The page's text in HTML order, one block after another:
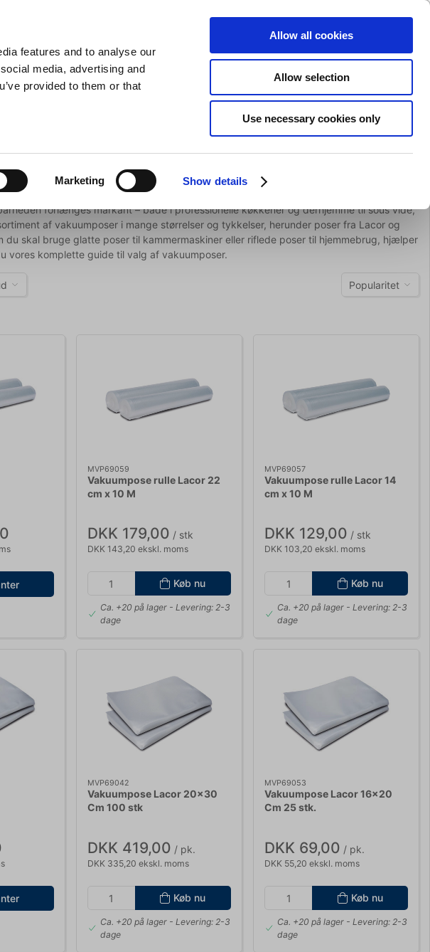
features and to analyse our
media, advertising and
provided to them or that
Marketing Show details
Allow all cookies
Allow selection
Use necessary cookies only
Søg Indkøbskurv (0)
Barudstyr Tilbud Brands Slibning
forlænges markant – både i professionelle køkkener og derhjemme til sous vide,
af vakuumposer i mange størrelser og tykkelser, herunder poser fra Lacor og
du skal bruge glatte poser til kammermaskiner eller riflede poser til hjemmebrug, hjælper
komplette guide til valg af vakuumposer.
Popularitet
MVP69059
Vakuumpose rulle Lacor 22
cm x 10 M
DKK 179,00 / stk
DKK 143,20 ekskl. moms
Køb nu
Ca. +20 på lager - Levering: 2-3
dage
MVP69057
Vakuumpose rulle Lacor 14
cm x 10 M
DKK 129,00 / stk
DKK 103,20 ekskl. moms
Køb nu
Ca. +20 på lager - Levering: 2-3
dage
MVP69042
Vakuumpose Lacor 20x30
Cm 100 stk
DKK 419,00 / pk.
DKK 335,20 ekskl. moms
Køb nu
Ca. +20 på lager - Levering: 2-3
dage
MVP69053
Vakuumpose Lacor 16x20
Cm 25 stk.
DKK 69,00 / pk.
DKK 55,20 ekskl. moms
Køb nu
Ca. +20 på lager - Levering: 2-3
dage